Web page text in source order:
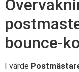
bounce-
I värde